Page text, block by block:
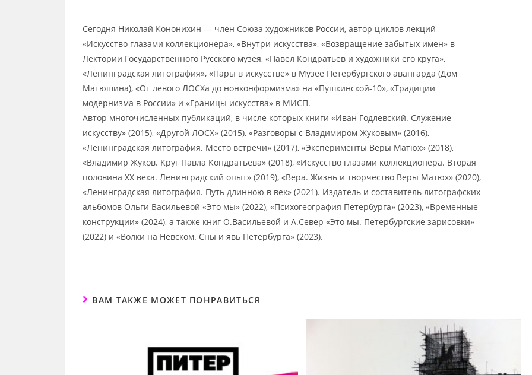
Сегодня Николай Кононихин — член Союза художников России, автор циклов лекций
«Искусство глазами коллекционера», «Внутри искусства», «Возвращение забытых имен» в
Лектории Государственного Русского музея, «Павел Кондратьев и художники его круга»,
«Ленинградская литография», «Пары в искусстве» в Музее Петербургского авангарда (Дом
Матюшина), «От левого ЛОСХа до нонконформизма» на «Пушкинской-10», «Традиции
модернизма в России» и «Границы искусства» в МИСП.
Автор многочисленных публикаций, в числе которых книги «Иван Годлевский. Служение
искусству» (2015), «Другой ЛОСХ» (2015), «Разговоры с Владимиром Жуковым» (2016),
«Ленинградская литография. Место встречи» (2017), «Эксперименты Веры Матюх» (2018),
«Владимир Жуков. Круг Павла Кондратьева» (2018), «Искусство глазами коллекционера. Вторая
половина XX века. Ленинградский опыт» (2019), «Вера. Жизнь и творчество Веры Матюх» (2020),
«Ленинградская литография. Путь длинною в век» (2021). Издатель и составитель литографских
альбомов Ольги Васильевой «Это мы» (2022), «Психогеография Петербурга» (2023), «Временные
конструкции» (2024), а также книг О.Васильевой и А.Север «Это мы. Петербургские зарисовки»
(2022) и «Волки на Невском. Сны и явь Петербурга» (2023).
ВАМ ТАКЖЕ МОЖЕТ ПОНРАВИТЬСЯ